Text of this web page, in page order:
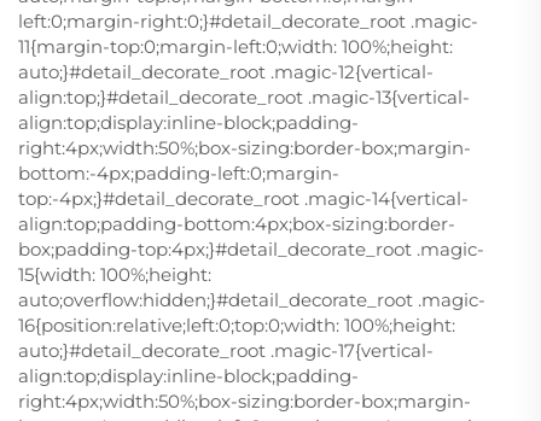
left:0;margin-right:0;}#detail_decorate_root .magic-
11{margin-top:0;margin-left:0;width: 100%;height:
auto;}#detail_decorate_root .magic-12{vertical-
align:top;}#detail_decorate_root .magic-13{vertical-
align:top;display:inline-block;padding-
right:4px;width:50%;box-sizing:border-box;margin-
bottom:-4px;padding-left:0;margin-
top:-4px;}#detail_decorate_root .magic-14{vertical-
align:top;padding-bottom:4px;box-sizing:border-
box;padding-top:4px;}#detail_decorate_root .magic-
15{width: 100%;height:
auto;overflow:hidden;}#detail_decorate_root .magic-
16{position:relative;left:0;top:0;width: 100%;height:
auto;}#detail_decorate_root .magic-17{vertical-
align:top;display:inline-block;padding-
right:4px;width:50%;box-sizing:border-box;margin-